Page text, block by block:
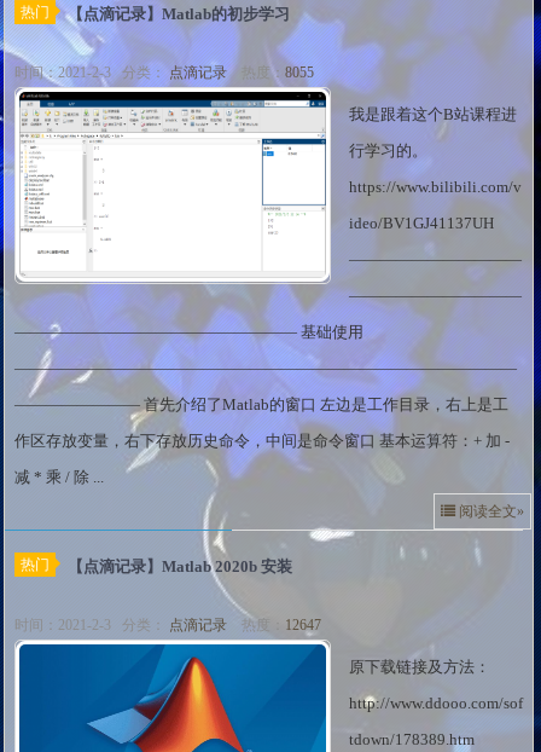
热门 【点滴记录】Matlab的初步学习
时间：2021-2-3 分类：点滴记录热度： 8055
我是跟着这个B站课程进
行学习的。
https://www.bilibili.com/v
ideo/BV1GJ41137UH
———————————
———————————
—————————————————— 基础使用
————————————————————————————————
———————— 首先介绍了Matlab的窗口 左边是工作目录，右上是工
作区存放变量，右下存放历史命令，中间是命令窗口 基本运算符：+ 加 -
减 * 乘 / 除 ...
阅读全文»
热门 【点滴记录】Matlab 2020b 安装
时间：2021-2-3 分类： 点滴记录 热度： 12647
原下载链接及方法：
http://www.ddooo.com/sof
tdown/178389.htm